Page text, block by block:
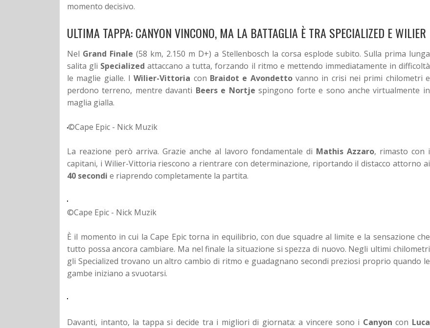
momento decisivo.
ULTIMA TAPPA: CANYON VINCONO, MA LA BATTAGLIA È TRA SPECIALIZED E WILIER
Nel Grand Finale (58 km, 2.150 m D+) a Stellenbosch la corsa esplode subito. Sulla prima lunga
salita gli Specialized attaccano a tutta, forzando il ritmo e mettendo immediatamente in difficoltà
le maglie gialle. IWilier-Vittoria con Braidot e Avondettovanno in crisi nei primi chilometri e
perdono terreno, mentre davanti Beers e Nortje spingono forte e sono anche virtualmente in
maglia gialla.
©Cape Epic - Nick Muzik
La reazione però arriva. Grazie anche al lavoro fondamentale di Mathis Azzaro, rimasto con i
capitani, i Wilier-Vittoria riescono a rientrare con determinazione, riportando il distacco attorno ai
40 secondi e riaprendo completamente la partita.
©Cape Epic - Nick Muzik
È il momento in cui la Cape Epic torna in equilibrio, con due squadre al limite e la sensazione che
tutto possa ancora cambiare. Ma nel finale la situazione si spezza di nuovo. Negli ultimi chilometri
gli Specialized trovano un altro cambio di ritmo e guadagnano secondi preziosi proprio quando le
gambe iniziano a svuotarsi.
Davanti, intanto, la tappa si decide tra i migliori di giornata: a vincere sono i Canyon con Luca